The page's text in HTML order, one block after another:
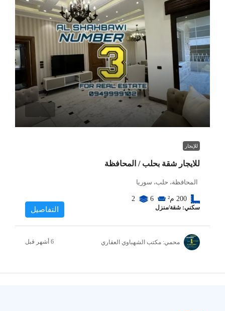
للإيجار
للايجار شقة بحلب / المحافظة
المحافظة، حلب، سوريا
200 م² 6
2
سكني: شقة/منزل التفاصيل
محمي: مكتب الشهباوي العقاري